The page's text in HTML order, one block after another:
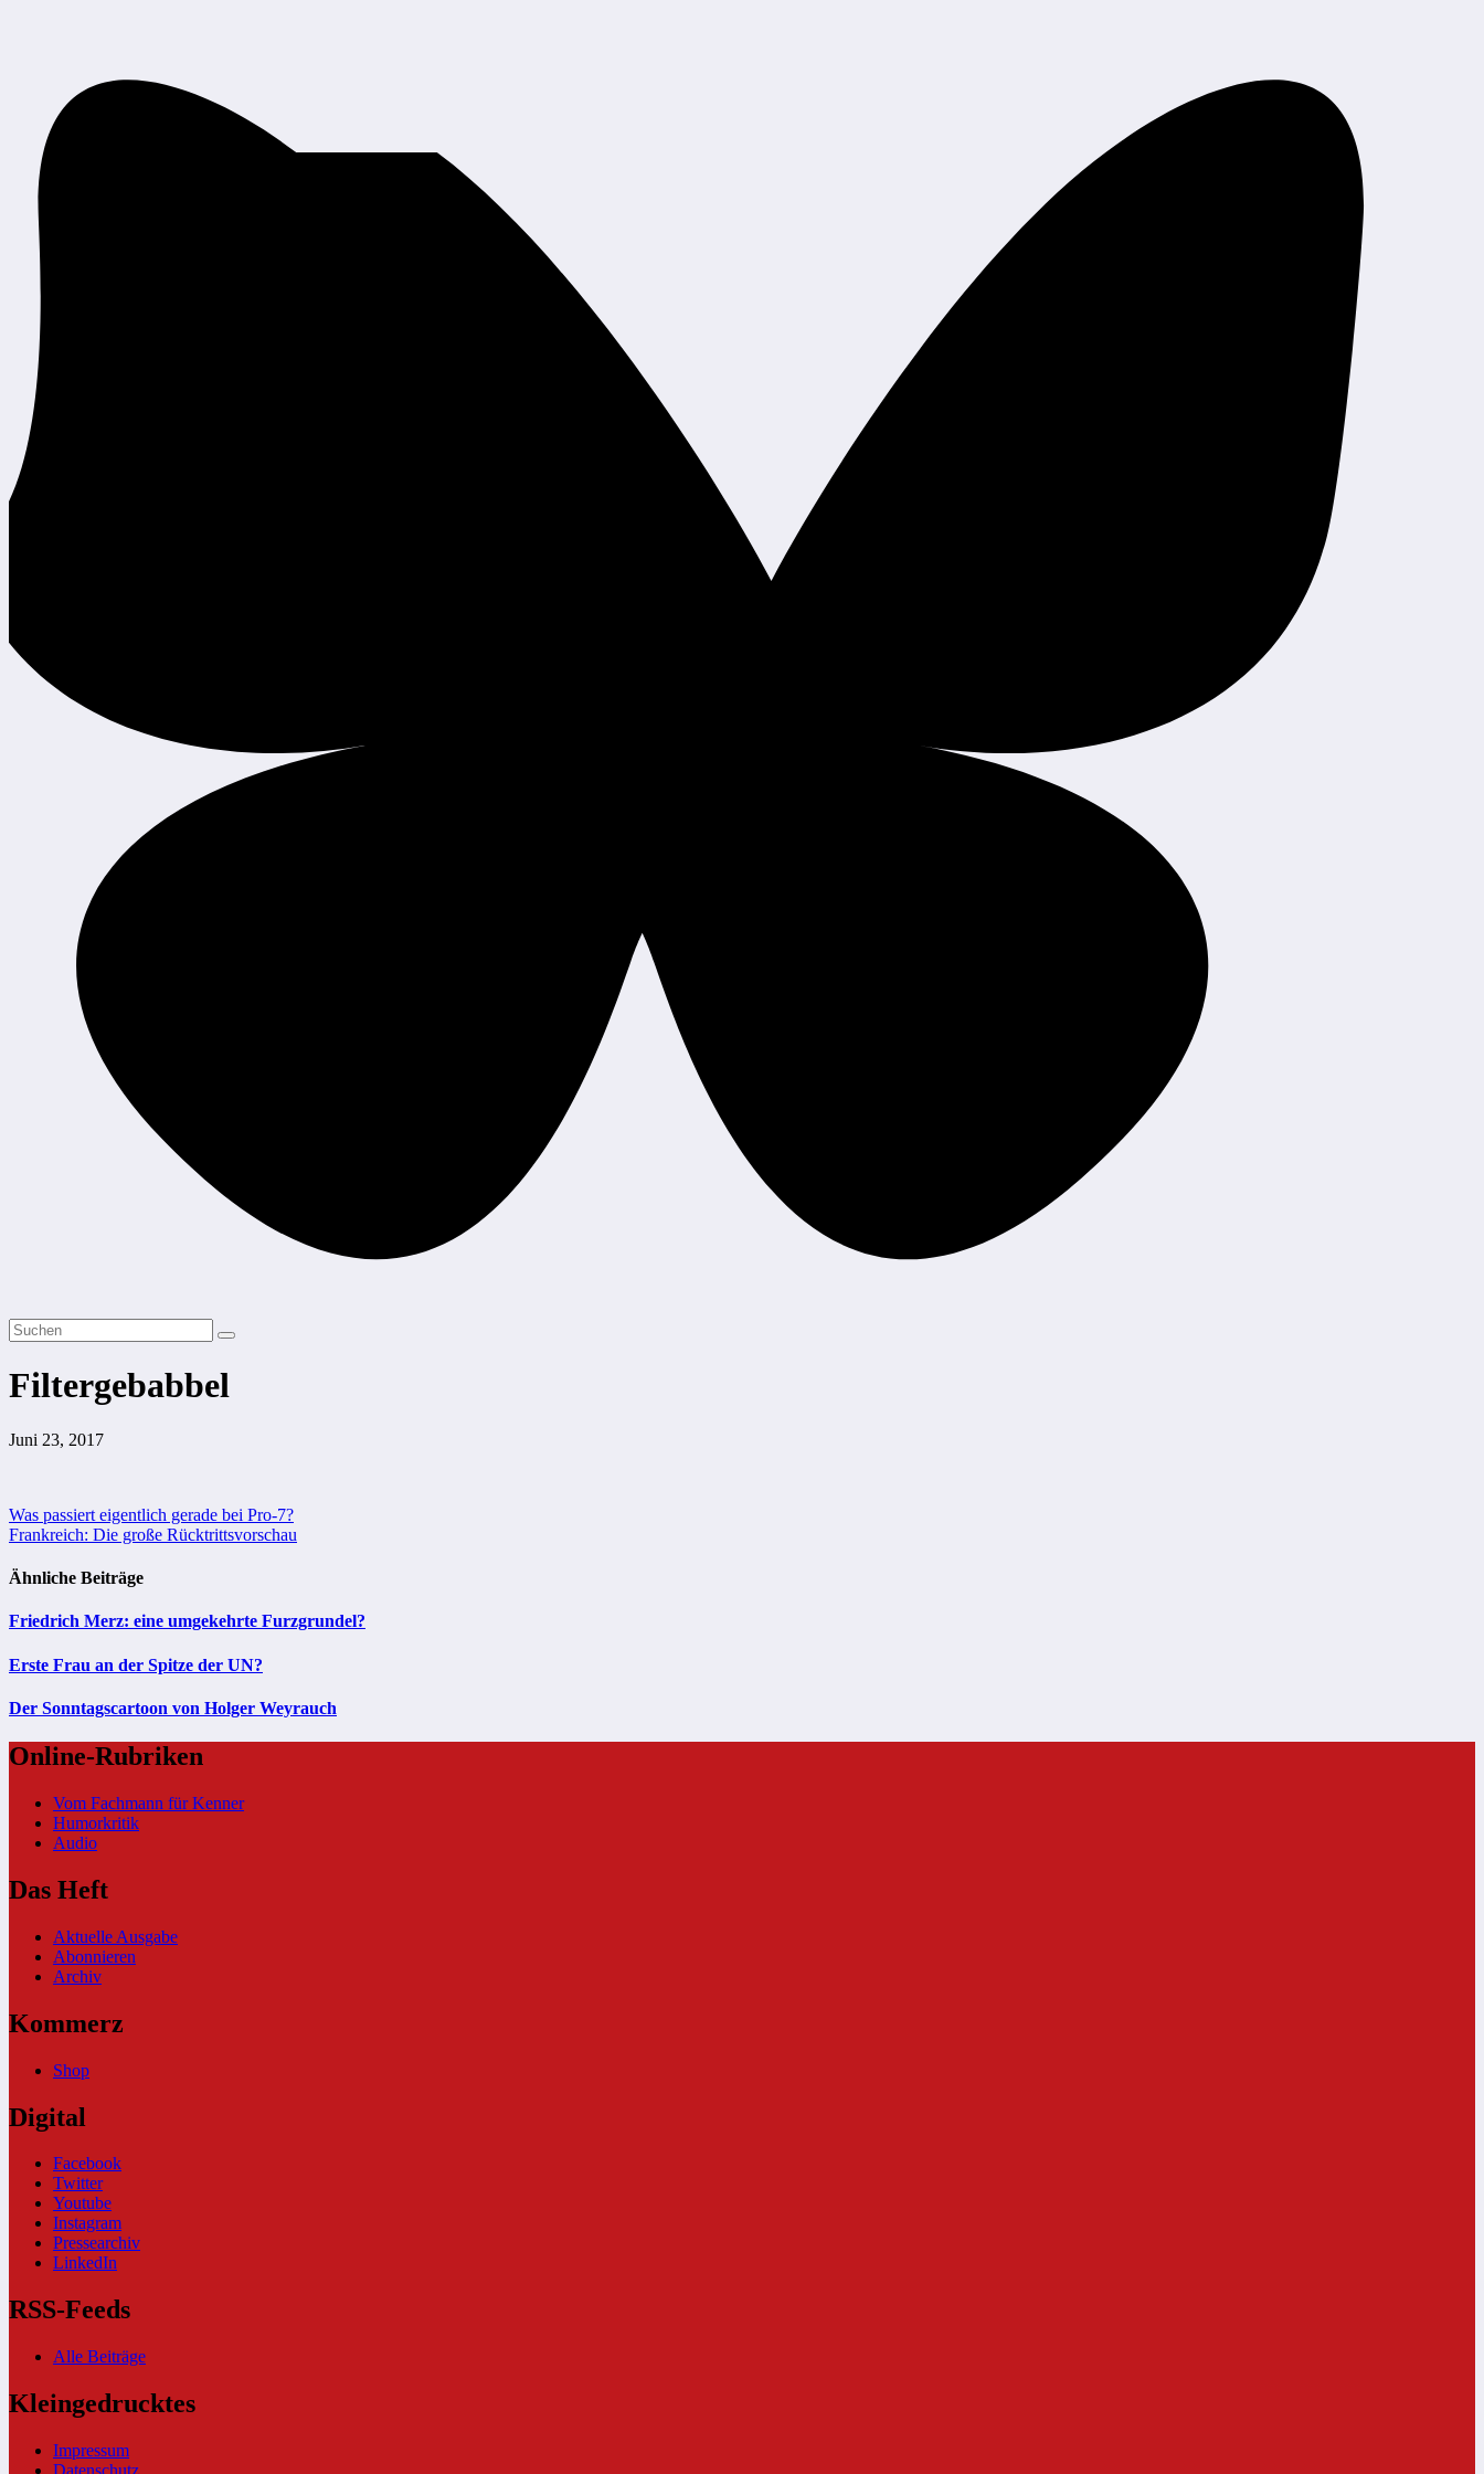
Filtergebabbel
Juni 23, 2017
Beitragsnavigation
Was passiert eigentlich gerade bei Pro-7?
Frankreich: Die große Rücktrittsvorschau
Ähnliche Beiträge
Friedrich Merz: eine umgekehrte Furzgrundel?
Erste Frau an der Spitze der UN?
Der Sonntagscartoon von Holger Weyrauch
Online-Rubriken
Vom Fachmann für Kenner
Humorkritik
Audio
Das Heft
Aktuelle Ausgabe
Abonnieren
Archiv
Kommerz
Shop
Digital
Facebook
Twitter
Youtube
Instagram
Pressearchiv
LinkedIn
RSS-Feeds
Alle Beiträge
Kleingedrucktes
Impressum
Datenschutz